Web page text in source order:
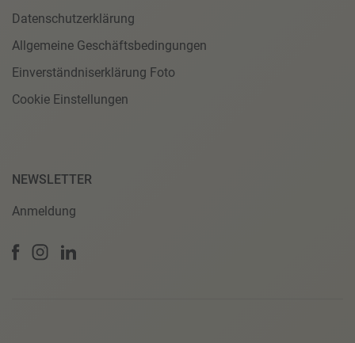
Datenschutzerklärung
Allgemeine Geschäftsbedingungen
Einverständniserklärung Foto
Cookie Einstellungen
NEWSLETTER
Anmeldung